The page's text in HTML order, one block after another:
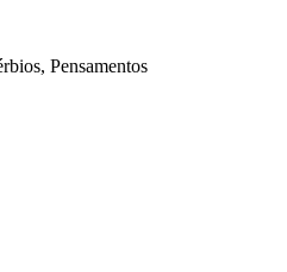
Pensamentos